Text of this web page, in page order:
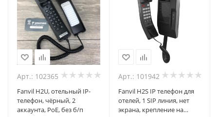
Арт.: 102365
Fanvil H2U, отельный IP-
телефон, чёрный, 2
аккаунта, PoE, без б/п
Арт.: 101942
Fanvil H2S IP телефон для
отелей, 1 SIP линия, нет
экрана, крепление на